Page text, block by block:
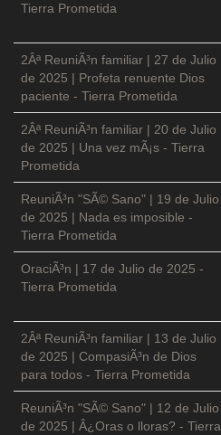
Tierra Prometida
2Âª ReuniÃ³n familiar | 27 de Julio
de 2025 | Profeta renuente Dios
paciente - Tierra Prometida
2Âª ReuniÃ³n familiar | 20 de Julio
de 2025 | Una vez mÃ¡s - Tierra
Prometida
ReuniÃ³n "SÃ© Sano" | 19 de Julio
de 2025 | Nada es imposible -
Tierra Prometida
OraciÃ³n | 17 de Julio de 2025 -
Tierra Prometida
2Âª ReuniÃ³n familiar | 13 de Julio
de 2025 | CompasiÃ³n de Dios
para todos - Tierra Prometida
ReuniÃ³n "SÃ© Sano" | 12 de Julio
de 2025 | Â¿Oras o lloras? - Tierra